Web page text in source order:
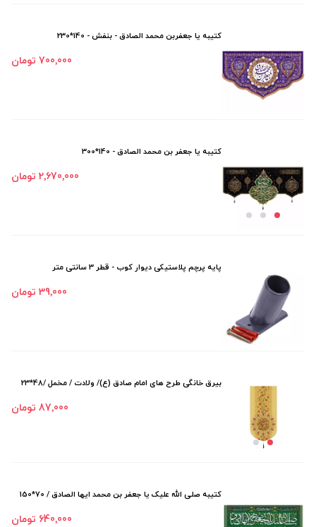
کتیبه یا جعفربن محمد الصادق - بنفش - 140*230
700٬000 تومان
کتیبه یا جعفر بن محمد الصادق - 140*300
2٬670٬000 تومان
پایه پرچم پلاستیکی دیوار کوب - قطر 3 سانتی متر
39٬000 تومان
بیرق خانگی طرح های امام صادق (ع)/ ولادت / مخمل /48*23
87٬000 تومان
کتیبه صلی الله علیک یا جعفر بن محمد ایها الصادق / 70*150
640٬000 تومان